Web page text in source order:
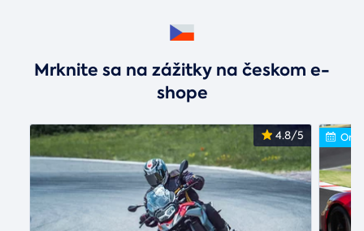
Mrknite sa na zážitky na českom e-
shope
4.8/5